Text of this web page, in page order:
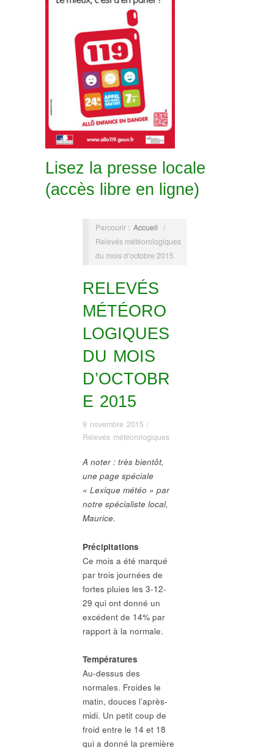
Lisez la presse locale
(accès libre en ligne)
Parcourir : Accueil /
Relevés météorologiques
du mois d’octobre 2015
RELEVÉS
MÉTÉORO
LOGIQUES
DU MOIS
D’OCTOBR
E 2015
9 novembre 2015 /
Relevés météorologiques
A noter : très bientôt,
une page spéciale
« Lexique météo » par
notre spécialiste local,
Maurice.
Précipitations
Ce mois a été marqué
par trois journées de
fortes pluies les 3-12-
29 qui ont donné un
excédent de 14% par
rapport à la normale.
Températures
Au-dessus des
normales. Froides le
matin, douces l’après-
midi. Un petit coup de
froid entre le 14 et 18
qui a donné la première